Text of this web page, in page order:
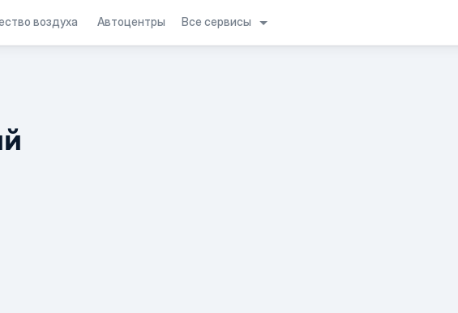
воздуха Автоцентры Все сервисы